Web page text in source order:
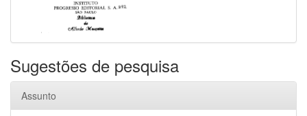
Sugestões de pesquisa
Assunto